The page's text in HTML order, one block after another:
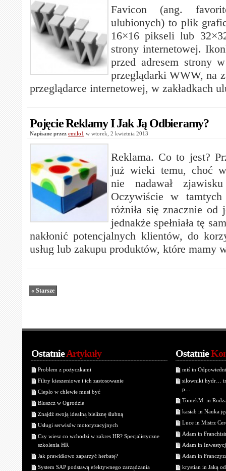
Favicon (ang.
ulubionych) to plik
16×16 pikseli lub
strony internetowej.
przed adresem strony
przeglądarki WWW, na
przeglądarce internetowej, w zakładkach
Pojęcie Reklamy I Jak Ją Odbieramy?
Napisane przez emilo1 w wtorek, 2 kwietnia 2013
Reklama. Co to jest?
już wieki temu, choć
nie nadawał
Oczywiście w tamtych
różniła się znacznie od
jednakże spełniała tę
nakłonić potencjalnych klientów, do
usług lub zakupu produktów, które mamy
« Starsze
OstatnieArtykuły
Problem z pożyczkami
Filtry kieszeniowe i ich zastosowanie
Ciepło w chlewie musi być
Bluszcz w Ogrodzie
Znajdź swoją idealną bieliznę ślubną
Usługi serwisów motoryzacyjnych
Czy wiesz co wchodzi w zakres HR? Specjalistyczne
szkolenia HR
Jak prawidłowo zaparzyć herbatę?
System SAP podstawą efektywnego zarządzania
Ostatnie
miś in
siłowniki hydr…
p…
TomekM. in
kasiab in Nauka
Luce in Mistrz
Adam in
Adam in
Adam in
krystian in Jaką